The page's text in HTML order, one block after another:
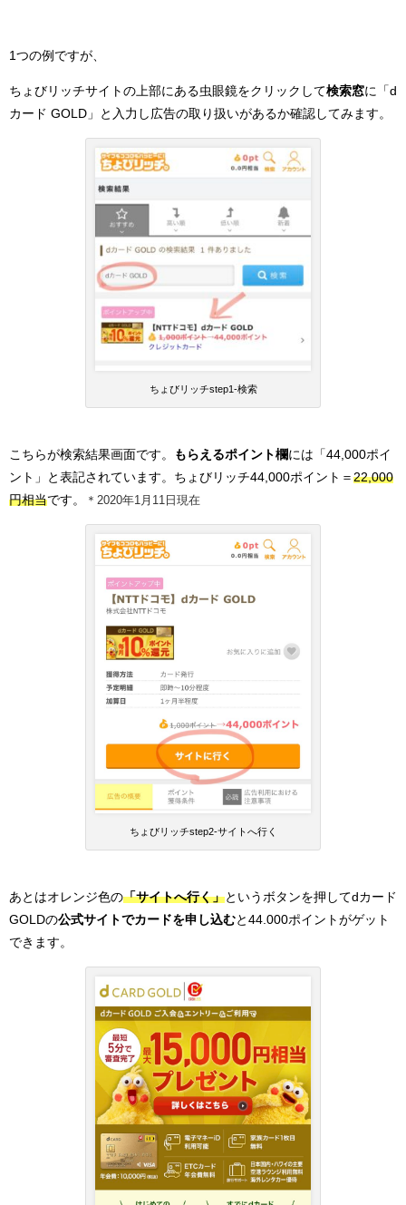
1つの例ですが、
ちょびリッチサイトの上部にある虫眼鏡をクリックして検索窓に「d
カード GOLD」と入力し広告の取り扱いがあるか確認してみます。
ちょびリッチstep1-検索
こちらが検索結果画面です。 もらえるポイント欄には「44,000ポイ
ント」と表記されています。ちょびリッチ44,000ポイント＝ 22,000
円相当です。 ＊2020年1月11日現在
ちょびリッチstep2-サイトへ行く
あとはオレンジ色の「サイトへ行く」というボタンを押してdカード
GOLDの公式サイトでカードを申し込むと44.000ポイントがゲット
できます。